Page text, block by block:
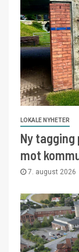
LOKALE NYHETER
Ny
mot
7. august 2026